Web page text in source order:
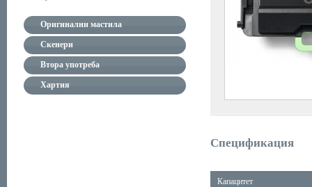
Оригинални мастила
Скенери
Втора употреба
Хартия
Спецификация
Капацитет